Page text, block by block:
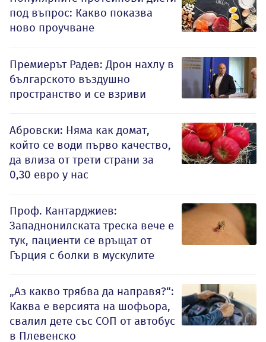
под въпрос: Какво показва
ново проучване
Премиерът Радев: Дрон нахлу в
българското въздушно
пространство и се взриви
Абровски: Няма как домат,
който се води първо качество,
да влиза от трети страни за
0,30 евро у нас
Проф. Кантарджиев:
Западнонилската треска вече е
тук, пациенти се връщат от
Гърция с болки в мускулите
„Аз какво трябва да направя?“:
Каква е версията на шофьора,
свалил дете със СОП от автобус
в Плевенско